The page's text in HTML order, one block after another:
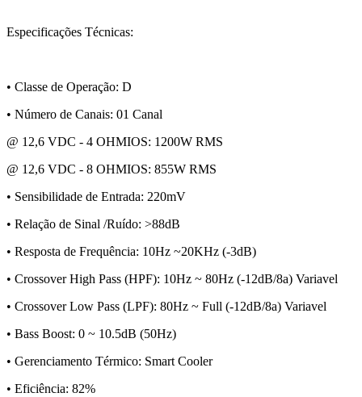
Especificações Técnicas:
• Classe de Operação: D
• Número de Canais: 01 Canal
@ 12,6 VDC - 4 OHMIOS: 1200W RMS
@ 12,6 VDC - 8 OHMIOS: 855W RMS
• Sensibilidade de Entrada: 220mV
• Relação de Sinal /Ruído: >88dB
• Resposta de Frequência: 10Hz ~20KHz (-3dB)
• Crossover High Pass (HPF): 10Hz ~ 80Hz (-12dB/8a) Variavel
• Crossover Low Pass (LPF): 80Hz ~ Full (-12dB/8a) Variavel
• Bass Boost: 0 ~ 10.5dB (50Hz)
• Gerenciamento Térmico: Smart Cooler
• Eficiência: 82%